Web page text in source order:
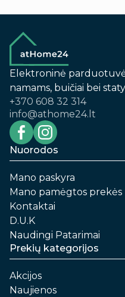
Elektroninė
namams, buičiai bei
+370 608 32 314
info@athome24.lt
Nuorodos
Mano paskyra
Mano pamėgtos prekės
Kontaktai
D.U.K
Naudingi Patarimai
Prekių kategorijos
Akcijos
Naujienos